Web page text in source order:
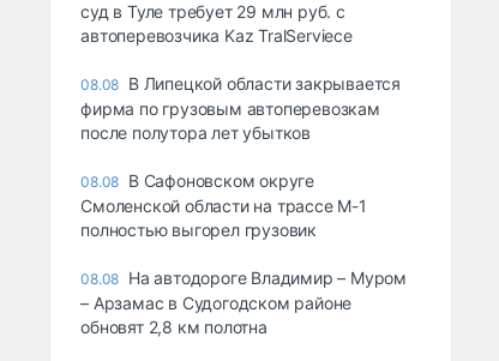
суд в Туле требует 29 млн руб. с
автоперевозчика Kaz TralServiece
08.08 В Липецкой области закрывается
фирма по грузовым автоперевозкам
после полутора лет убытков
08.08 В Сафоновском округе
Смоленской области на трассе М-1
полностью выгорел грузовик
08.08 На автодороге Владимир – Муром
– Арзамас в Судогодском районе
обновят 2,8 км полотна